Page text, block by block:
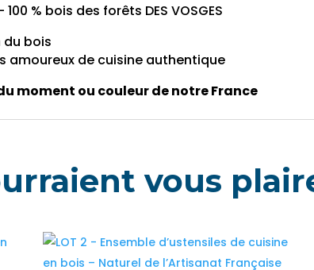
% bois des forêts DES VOSGES
du bois
amoureux de cuisine authentique
moment ou couleur de notre France
vous